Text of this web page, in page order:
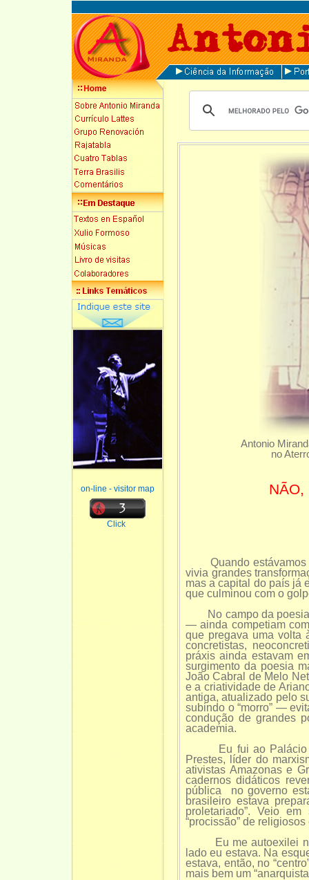
on-line - visitor map
Click
Antonio
no
Quando estávamos
vivia grandes
mas a capital do país já
que culminou com o
No campo da poesia,
— ainda competiam
que pregava uma volta
concretistas,
práxis ainda estavam
surgimento da poesia
João Cabral de Melo
e a criatividade de
antiga, atualizado pelo
subindo o “morro” —
condução de grandes
academia.
Eu fui ao Palácio
Prestes, líder do
ativistas Amazonas e
cadernos didáticos
pública no governo
brasileiro estava
proletariado”. Veio
“procissão” de
Eu me autoexilei na
lado eu estava. Na
estava, então, no
mais bem um